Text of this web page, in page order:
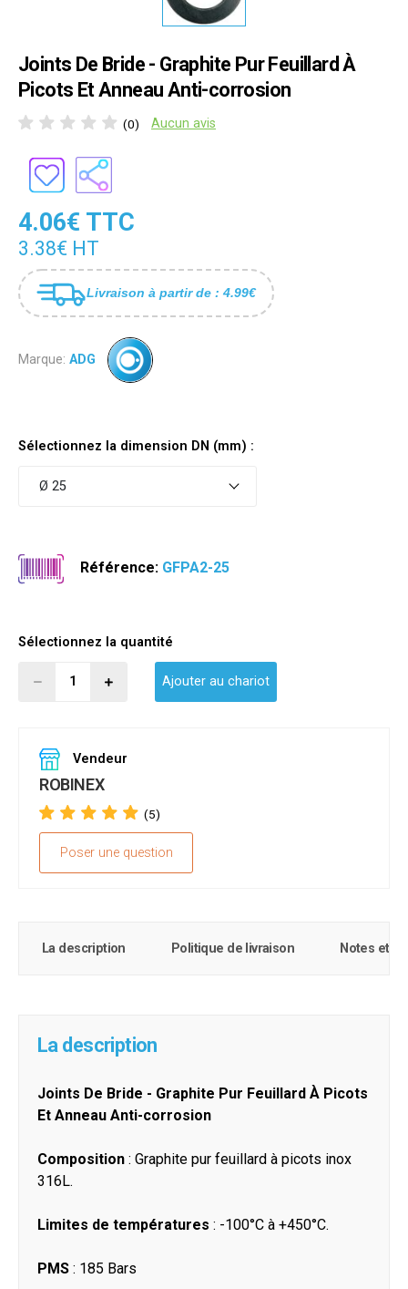
Joints De Bride - Graphite Pur Feuillard À
Picots Et Anneau Anti-corrosion
(0) Aucun avis
4.06€ TTC
3.38€ HT
Livraison à partir de : 4.99€
Marque: ADG
Sélectionnez la dimension DN (mm) :
Ø 25
Référence: GFPA2-25
Sélectionnez la quantité
Ajouter au chariot
Vendeur
ROBINEX
(5)
Poser une question
La description Politique de livraison Notes et
La description
Joints De Bride - Graphite Pur Feuillard À Picots
Et Anneau Anti-corrosion
Composition : Graphite pur feuillard à picots inox
316L.
Limites de températures : -100°C à +450°C.
PMS : 185 Bars